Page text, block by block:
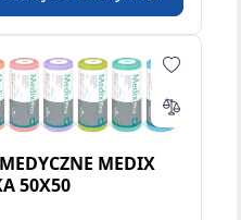
MEDIX
50X50